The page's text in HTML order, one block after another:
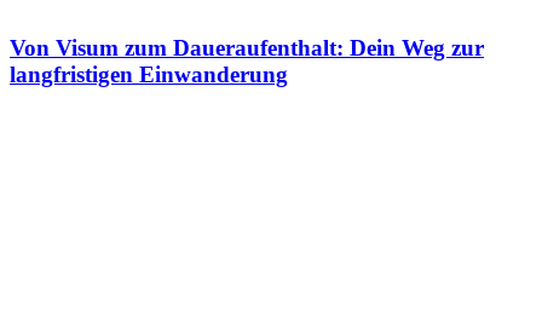
Von Visum zum Daueraufenthalt: Dein Weg zur
langfristigen Einwanderung